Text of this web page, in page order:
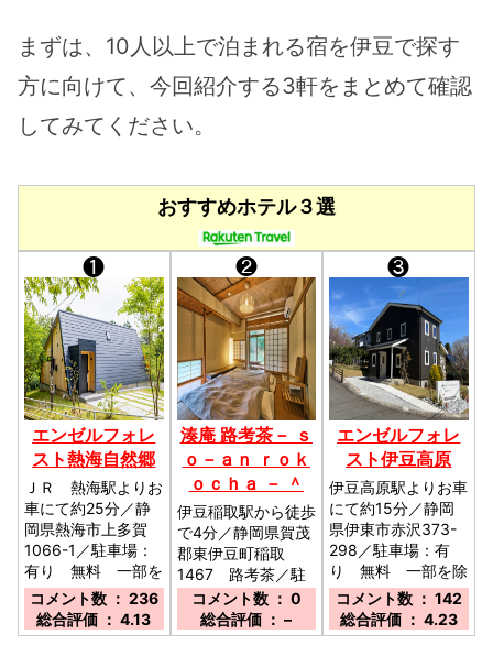
まずは、10人以上で泊まれる宿を伊豆で探す
方に向けて、今回紹介する3軒をまとめて確認
してみてください。
おすすめホテル３選
❶
エンゼルフォレ
スト熱海自然郷
ＪＲ 熱海駅よりお
車にて約25分／静
岡県熱海市上多賀
1066-1／駐車場：
有り 無料 一部を
除き1台分のみ／
コメント数 ： 236
総合評価 ： 4.13
❷
湊庵 路考茶－ ｓ
ｏ－ａｎ ｒｏｋ
ｏｃｈａ － ＾
伊豆稲取駅から徒歩
で4分／静岡県賀茂
郡東伊豆町稲取
1467 路考茶／駐
車場：あり／
コメント数 ： 0
総合評価 ： –
❸
エンゼルフォレ
スト伊豆高原
伊豆高原駅よりお車
にて約15分／静岡
県伊東市赤沢373-
298／駐車場：有
り 無料 一部を除
き1台分のみ／
コメント数 ： 142
総合評価 ： 4.23